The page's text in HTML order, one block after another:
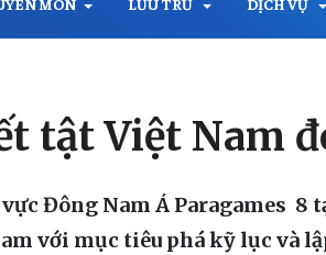
tật Việt Nam
Đông Nam Á Paragames 8
với mục tiêu phá kỹ lục và